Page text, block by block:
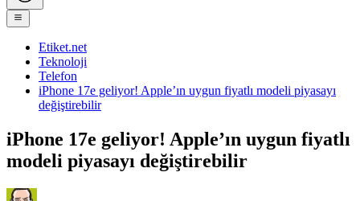
Etiket.net
Teknoloji
Telefon
iPhone 17e geliyor! Apple’ın uygun fiyatlı modeli piyasayı
değiştirebilir
iPhone 17e geliyor! Apple’ın uygun fiyatlı
modeli piyasayı değiştirebilir